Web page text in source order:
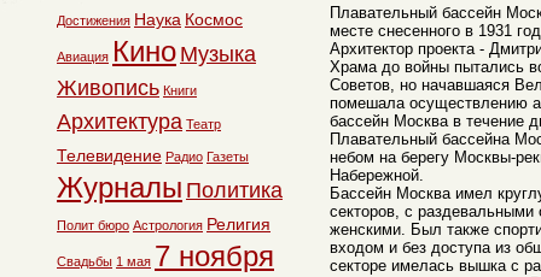
Плавательный бассейн
месте снесенного в 1931
Архитектор проекта -
Храма до войны пытались
Советов, но начавшаяся
помешала осуществлению
бассейн Москва в течение
Плавательный бассейна
небом на берегу Москвы-
Набережной.
Бассейн Москва имел
секторов, с
женскими. Был также
входом и без доступа из
секторе имелась вышка с
Достижения Наука Космос
Авиация Кино Музыка
Живопись Книги
Архитектура Театр
Телевидение Радио Газеты
Журналы Политика
Полит бюро Астрология Религия
Свадьбы 1 мая 7 ноября